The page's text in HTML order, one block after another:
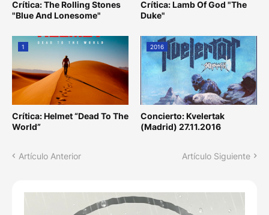
Crítica: The Rolling Stones
"Blue And Lonesome"
Crítica: Lamb Of God "The
Duke"
1
Crítica: Helmet “Dead To The
World”
2016
Concierto: Kvelertak
(Madrid) 27.11.2016
Artículo Anterior Artículo Siguiente